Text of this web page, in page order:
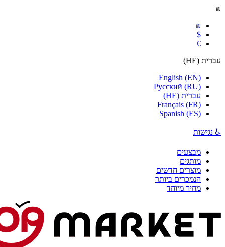
₪
₪
$
€
עברית (
HE
)
English (EN)
Русский (RU)
עברית (
HE
)
Français (FR)
Spanish (ES)
♿ נגישות
מבצעים
מותגים
מוצרים חדשים
הנמכרים ביותר
מחיר מיוחד